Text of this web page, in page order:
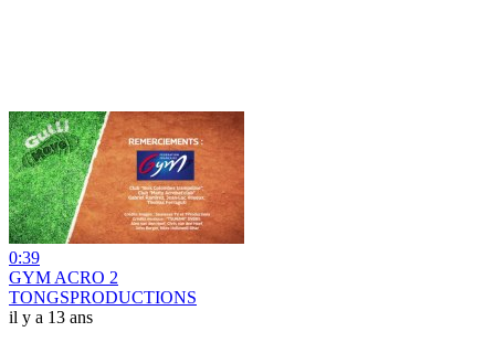
0:39
GYM ACRO 2
TONGSPRODUCTIONS
il y a 13 ans